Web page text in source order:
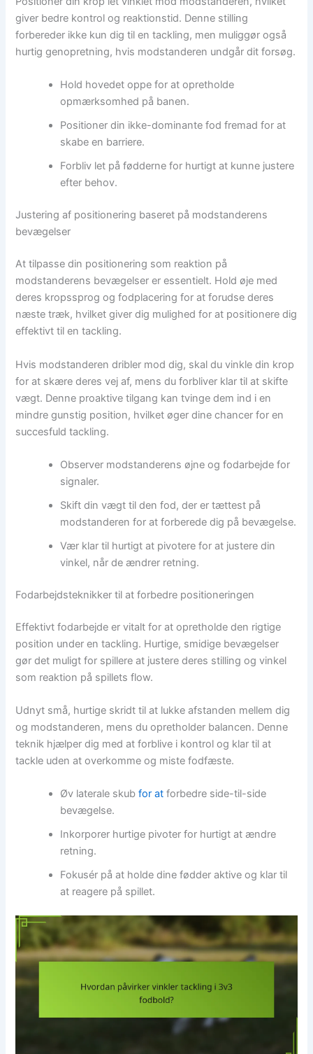
giver bedre kontrol og reaktionstid. Denne stilling
forbereder ikke kun dig til en tackling, men muliggør også
hurtig genopretning, hvis modstanderen undgår dit forsøg.
Hold hovedet oppe for at opretholde
opmærksomhed på banen.
Positioner din ikke-dominante fod fremad for at
skabe en barriere.
Forbliv let på fødderne for hurtigt at kunne justere
efter behov.
Justering af positionering baseret på modstanderens
bevægelser
At tilpasse din positionering som reaktion på
modstanderens bevægelser er essentielt. Hold øje med
deres kropssprog og fodplacering for at forudse deres
næste træk, hvilket giver dig mulighed for at positionere dig
effektivt til en tackling.
Hvis modstanderen dribler mod dig, skal du vinkle din krop
for at skære deres vej af, mens du forbliver klar til at skifte
vægt. Denne proaktive tilgang kan tvinge dem ind i en
mindre gunstig position, hvilket øger dine chancer for en
succesfuld tackling.
Observer modstanderens øjne og fodarbejde for
signaler.
Skift din vægt til den fod, der er tættest på
modstanderen for at forberede dig på bevægelse.
Vær klar til hurtigt at pivotere for at justere din
vinkel, når de ændrer retning.
Fodarbejdsteknikker til at forbedre positioneringen
Effektivt fodarbejde er vitalt for at opretholde den rigtige
position under en tackling. Hurtige, smidige bevægelser
gør det muligt for spillere at justere deres stilling og vinkel
som reaktion på spillets flow.
Udnyt små, hurtige skridt til at lukke afstanden mellem dig
og modstanderen, mens du opretholder balancen. Denne
teknik hjælper dig med at forblive i kontrol og klar til at
tackle uden at overkomme og miste fodfæste.
Øv laterale skubfor at forbedre side-til-side
bevægelse.
Inkorporer hurtige pivoter for hurtigt at ændre
retning.
Fokusér på at holde dine fødder aktive og klar til
at reagere på spillet.